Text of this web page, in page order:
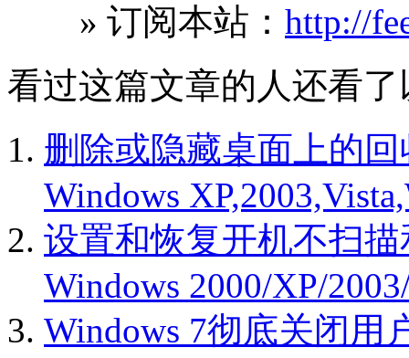
» 订阅本站： http://
看过这篇文章的人还看
删除或隐藏桌面上的
Windows
设置和恢复开机不扫
Windows 2000/XP/
Windows 7彻底关闭用